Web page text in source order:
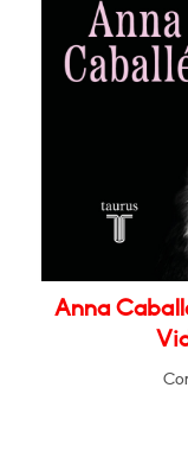
Anna